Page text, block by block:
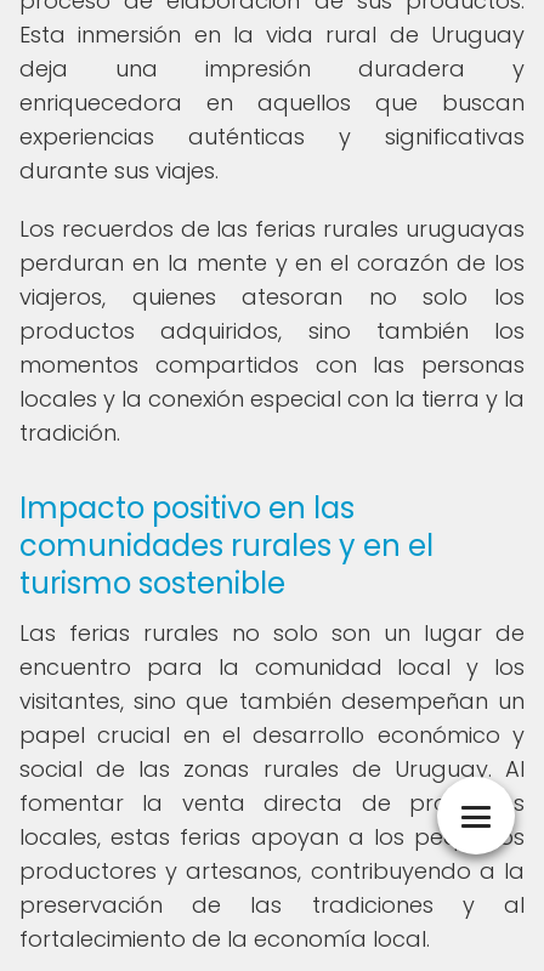
Esta inmersión en la vida rural de Uruguay
deja una impresión duradera y
enriquecedora en aquellos que buscan
experiencias auténticas y significativas
durante sus viajes.
Los recuerdos de las ferias rurales uruguayas
perduran en la mente y en el corazón de los
viajeros, quienes atesoran no solo los
productos adquiridos, sino también los
momentos compartidos con las personas
locales y la conexión especial con la tierra y la
tradición.
Impacto positivo en las
comunidades rurales y en el
turismo sostenible
Las ferias rurales no solo son un lugar de
encuentro para la comunidad local y los
visitantes, sino que también desempeñan un
papel crucial en el desarrollo económico y
social de las zonas rurales de Uruguay. Al
fomentar la venta directa de productos
locales, estas ferias apoyan a los pequeños
productores y artesanos, contribuyendo a la
preservación de las tradiciones y al
fortalecimiento de la economía local.